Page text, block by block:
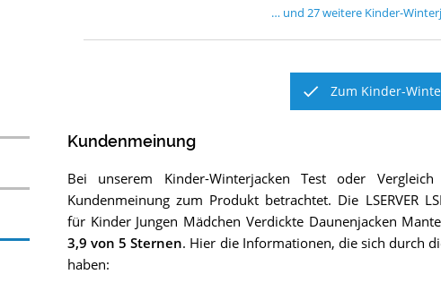
… und27weitere Kinder-
Zum Kinder-
Kundenmeinung
Bei unserem Kinder-Winterjacken Test oder
Kundenmeinung zum Produkt betrachtet. Die LSERVER
für Kinder Jungen Mädchen Verdickte Daunenjacken
3,9 von 5 Sternen. Hier die Informationen, die sich durch
haben: